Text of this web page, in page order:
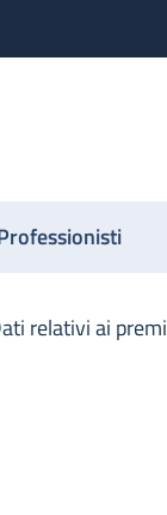
relativi ai premi